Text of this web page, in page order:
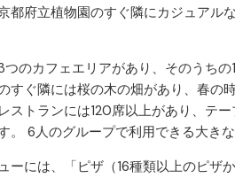
都府立植物園のすぐ隣にカジュアル
のカフェエリアがあり、そのうち
すぐ隣には桜の木の畑があり、春の
ストランには120席以上があり、テ
。 6人のグループで利用できる大きな
ーには、「ピザ（16種類以上のピザ